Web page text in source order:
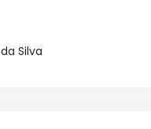
Silva